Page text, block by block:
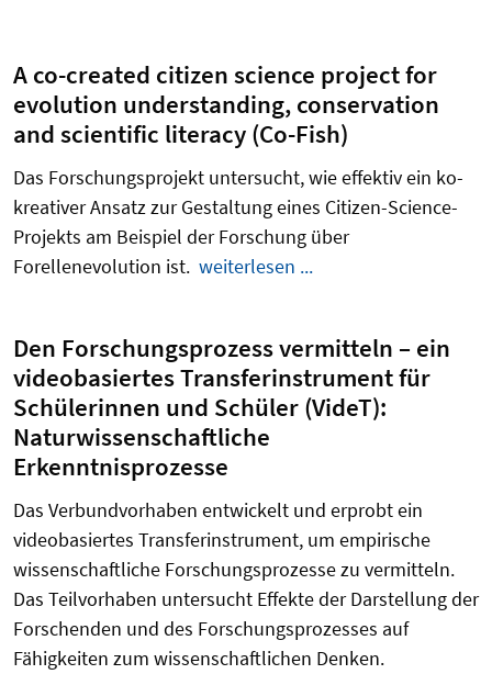
A co-created citizen science project for
evolution understanding, conservation
and scientific literacy (Co-Fish)
Das Forschungsprojekt untersucht, wie effektiv ein ko-
kreativer Ansatz zur Gestaltung eines Citizen-Science-
Projekts am Beispiel der Forschung über
Forellenevolution ist. weiterlesen ...
Den Forschungsprozess vermitteln – ein
videobasiertes Transferinstrument für
Schülerinnen und Schüler (VideT):
Naturwissenschaftliche
Erkenntnisprozesse
Das Verbundvorhaben entwickelt und erprobt ein
videobasiertes Transferinstrument, um empirische
wissenschaftliche Forschungsprozesse zu vermitteln.
Das Teilvorhaben untersucht Effekte der Darstellung der
Forschenden und des Forschungsprozesses auf
Fähigkeiten zum wissenschaftlichen Denken.